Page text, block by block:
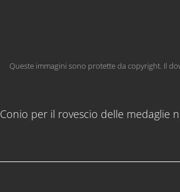
Queste immagini sono protette da copyright. Il
Conio per il rovescio delle medaglie